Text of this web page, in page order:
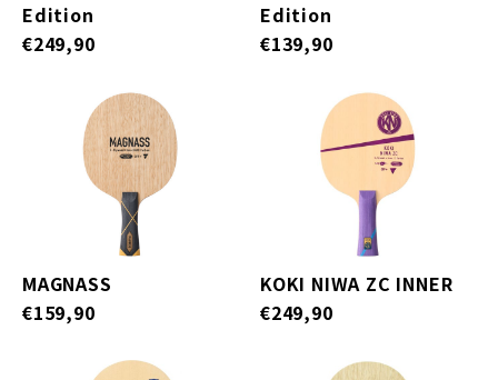
Edition
€249,90
Edition
€139,90
MAGNASS
€159,90
KOKI NIWA ZC INNER
€249,90